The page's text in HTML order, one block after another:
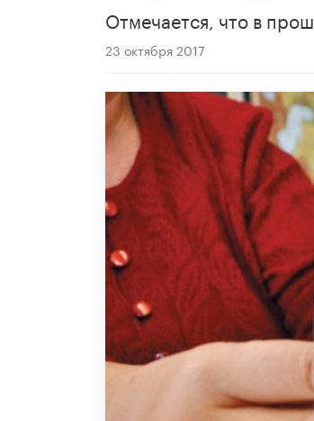
Отмечается, что в
23 октября 2017